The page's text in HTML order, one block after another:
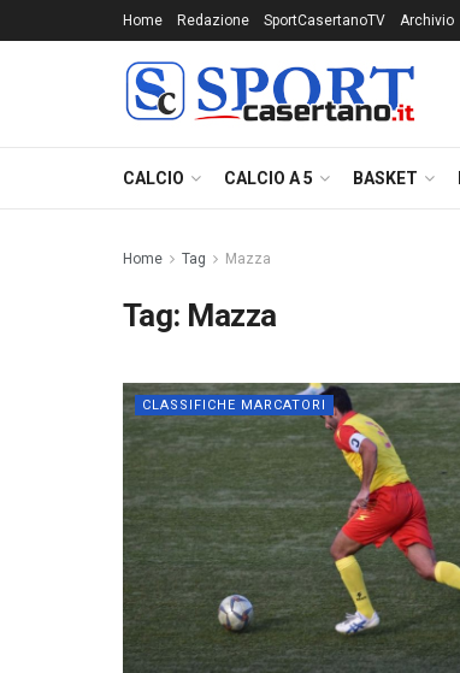
Home Redazione SportCasertanoTV Archivio
CALCIO CALCIO A 5 BASKET
Home Tag Mazza
Tag: Mazza
CLASSIFICHE MARCATORI